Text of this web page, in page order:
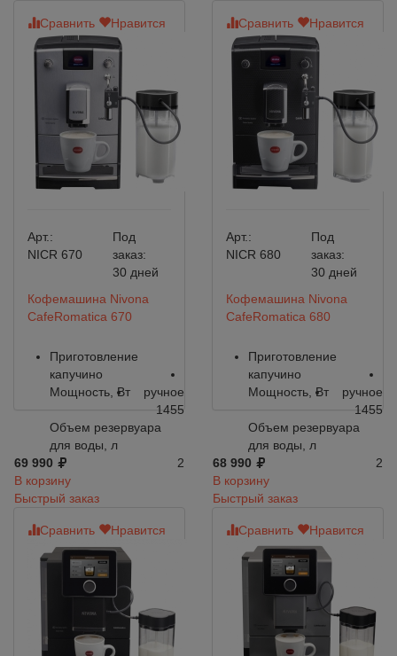
Сравнить Нравится
Арт.:
NICR 670
Под
заказ:
30 дней
Кофемашина Nivona
CafeRomatica 670
Приготовление
капучино
ручное
Мощность, Вт
1455
Объем резервуара
для воды, л
2
69 990
В корзину
Быстрый заказ
Сравнить Нравится
Арт.:
NICR 680
Под
заказ:
30 дней
Кофемашина Nivona
CafeRomatica 680
Приготовление
капучино
ручное
Мощность, Вт
1455
Объем резервуара
для воды, л
2
68 990
В корзину
Быстрый заказ
Сравнить Нравится Сравнить Нравится